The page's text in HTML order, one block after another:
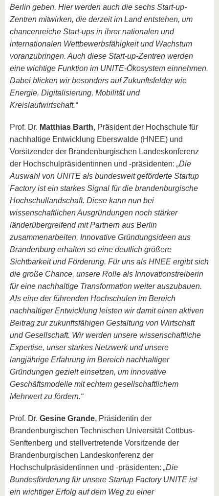
Berlin geben. Hier werden auch die sechs Start-up-
Zentren mitwirken, die derzeit im Land entstehen, um
chancenreiche Start-ups in ihrer nationalen und
internationalen Wettbewerbsfähigkeit und Wachstum
voranzubringen. Auch diese Start-up-Zentren werden
eine wichtige Funktion im UNITE-Ökosystem einnehmen.
Dabei blicken wir besonders auf Zukunftsfelder wie
Energie, Digitalisierung, Mobilität und
Kreislaufwirtschaft.“
Prof. Dr. Matthias Barth, Präsident der Hochschule für
nachhaltige Entwicklung Eberswalde (HNEE) und
Vorsitzender der Brandenburgischen Landeskonferenz
der Hochschulpräsidentinnen und -präsidenten: „Die
Auswahl von UNITE als bundesweit geförderte Startup
Factory ist ein starkes Signal für die brandenburgische
Hochschullandschaft. Diese kann nun bei
wissenschaftlichen Ausgründungen noch stärker
länderübergreifend mit Partnern aus Berlin
zusammenarbeiten. Innovative Gründungsideen aus
Brandenburg erhalten so eine deutlich größere
Sichtbarkeit und Förderung. Für uns als HNEE ergibt sich
die große Chance, unsere Rolle als Innovationstreiberin
für eine nachhaltige Transformation weiter auszubauen.
Als eine der führenden Hochschulen im Bereich
nachhaltiger Entwicklung leisten wir damit einen aktiven
Beitrag zur zukunftsfähigen Gestaltung von Wirtschaft
und Gesellschaft. Wir werden unsere wissenschaftliche
Expertise, unser starkes Netzwerk und unsere
langjährige Erfahrung im Bereich nachhaltiger
Gründungen gezielt einsetzen, um innovative
Geschäftsmodelle mit echtem gesellschaftlichem
Mehrwert zu fördern.“
Prof. Dr. Gesine Grande, Präsidentin der
Brandenburgischen Technischen Universität Cottbus-
Senftenberg und stellvertretende Vorsitzende der
Brandenburgischen Landeskonferenz der
Hochschulpräsidentinnen und -präsidenten: „Die
Bundesförderung für unsere Startup Factory UNITE ist
ein wichtiger Erfolg auf dem Weg zu einer